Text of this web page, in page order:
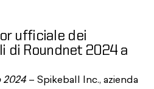
ufficiale dei
di Roundnet 2024 a
2024 – Spikeball Inc., azienda